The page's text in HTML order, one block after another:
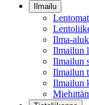
Ilmailu
Ilma-
Ilmailun
Ilmailun
Ilmailun
Ilmailun